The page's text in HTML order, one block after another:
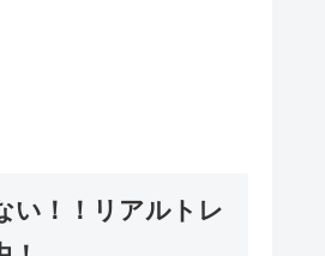
い！！リアルトレ